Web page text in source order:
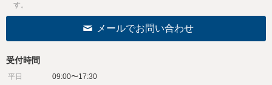
す。
メールでお問い合わせ
受付時間
平日
09:00〜17:30